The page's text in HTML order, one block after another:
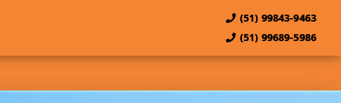
(51) 99843-9463
(51) 99689-5986